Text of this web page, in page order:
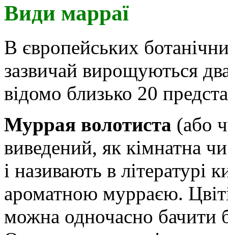
Види марраї
В європейських
зазвичай вирощуються
відомо близько 20
Муррая волотиста (або
виведений, як кімнатна
і називають в літературі
ароматною мурраєю.
можна одночасно бачити